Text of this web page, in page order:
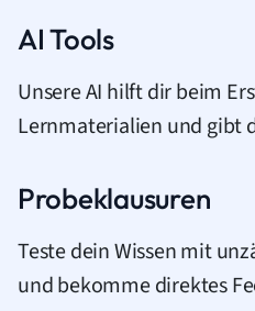
AI Tools
Unsere AI hilft dir beim
Lernmaterialien und gibt
Probeklausuren
Teste dein Wissen mit
und bekomme direktes